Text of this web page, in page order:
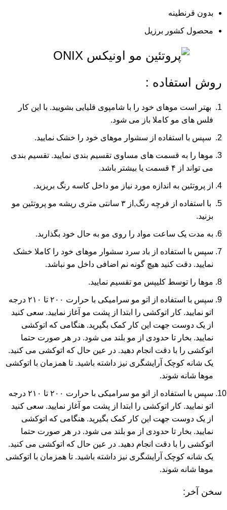
بدون قرنطینه
محصول کشور برزیل
روش استفاده :
بهتر است موهای خود را با شامپوی قلیایی بشویید. با این کار
فلس های مو کاملا باز می شود.
سپس با استفاده از سشوار موهای خود را خشک نمایید.
موها را به قسمت های مساوی تقسیم بندی نمایید. تقسیم بندی
می تواند از ۴ قسمت یا بیشتر باشد.
از پروتئین به اندازه مورد نیاز مو داخل کاسه رنگ بریزید.
با استفاده از فرچه رنگ,‌از ۳ سانتی متری ریشه مو پروتئین مو
بزنید.
به مدت یک ساعت مواد را روی مو به حال خود بگذاربد.
سپس با استفاده از باد سرد سشوار موهای خود را کاملا خشک
نمایید. دقت کنید هیچ گونه نم اضافی داخل مو نباشد.
موها را توسط کلیپس مو تقسیم نمایید.
سپس با استفاده از اتو مو سرامیکی با حرارت ۲۰۰ تا ۲۱۰ درجه
اتو نمایید. کار اتوکشی را ابتدا از پشت مو آغاز نمایید. سعی کنید
از یک دوست جهت این کار کمک بگیرید. هنگامی که اتوکشی
نمایید. بخار تا حدودی از مو بلند می شود. در هر صورت حتما
اتوکشی را با دقت انجام دهید. در عین حال که اتوکشی می کنید.
یک شانه کوچک آرایشگری نیز داشته باشید. تا همزمان با اتوکشی
موها شانه شوند.
سپس با استفاده از اتو مو سرامیکی با حرارت ۲۰۰ تا ۲۱۰ درجه
اتو نمایید. کار اتوکشی را ابتدا از پشت مو آغاز نمایید. سعی کنید
از یک دوست جهت این کار کمک بگیرید. هنگامی که اتوکشی
نمایید. بخار تا حدودی از مو بلند می شود. در هر صورت حتما
اتوکشی را با دقت انجام دهید. در عین حال که اتوکشی می کنید.
یک شانه کوچک آرایشگری نیز داشته باشید. تا همزمان با اتوکشی
موها شانه شوند.
سخن آخر: